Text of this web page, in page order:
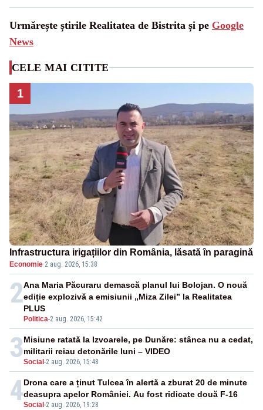
Urmărește știrile Realitatea de Bistrita și pe Google
News
CELE MAI CITITE
1
Infrastructura irigațiilor din România, lăsată în paragină
Economie·2 aug. 2026, 15:38
2
Politica-2 aug. 2026, 15:42
Ana Maria Păcuraru demască planul lui Bolojan. O nouă
ediție explozivă a emisiunii „Miza Zilei” la Realitatea
PLUS
3Social -2 aug. 2026, 15:48
Misiune ratată la Izvoarele, pe Dunăre: stânca nu a cedat,
militarii reiau detonările luni – VIDEO
4Social -2 aug. 2026, 19:28
Drona care a ținut Tulcea în alertă a zburat 20 de minute
deasupra apelor României. Au fost ridicate două F-16